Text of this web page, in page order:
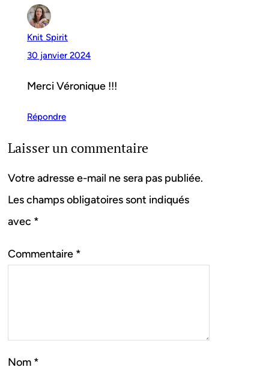
Knit Spirit
30 janvier 2024
Merci Véronique !!!
Répondre
Laisser un commentaire
Votre adresse e-mail ne sera pas publiée.
Les champs obligatoires sont indiqués
avec *
Commentaire *
Nom *